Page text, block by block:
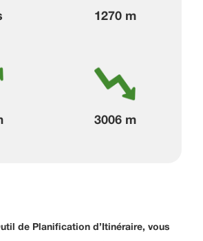
1270 m
3006 m
de Planification d’Itinéraire, vous